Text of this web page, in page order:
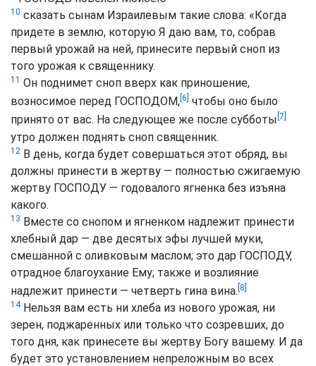
10 сказать сынам Израилевым такие слова: «Когда
придете в землю, которую Я даю вам, то, собрав
первый урожай на ней, принесите первый сноп из
того урожая к священнику.
11 Он поднимет сноп вверх как приношение,
возносимое перед ГОСПОДОМ, [6] чтобы оно было
принято от вас. На следующее же после субботы [7]
утро должен поднять сноп священник.
12 В день, когда будет совершаться этот обряд, вы
должны принести в жертву — полностью сжигаемую
жертву ГОСПОДУ — годовалого ягненка без изъяна
какого.
13 Вместе со снопом и ягненком надлежит принести
хлебный дар — две десятых эфы лучшей муки,
смешанной с оливковым маслом; это дар ГОСПОДУ,
отрадное благоухание Ему; также и возлияние
надлежит принести — четверть гина вина. [8]
14Нельзя вам есть ни хлеба из нового урожая, ни
зерен, поджаренных или только что созревших, до
того дня, как принесете вы жертву Богу вашему. И да
будет это установлением непреложным во всех